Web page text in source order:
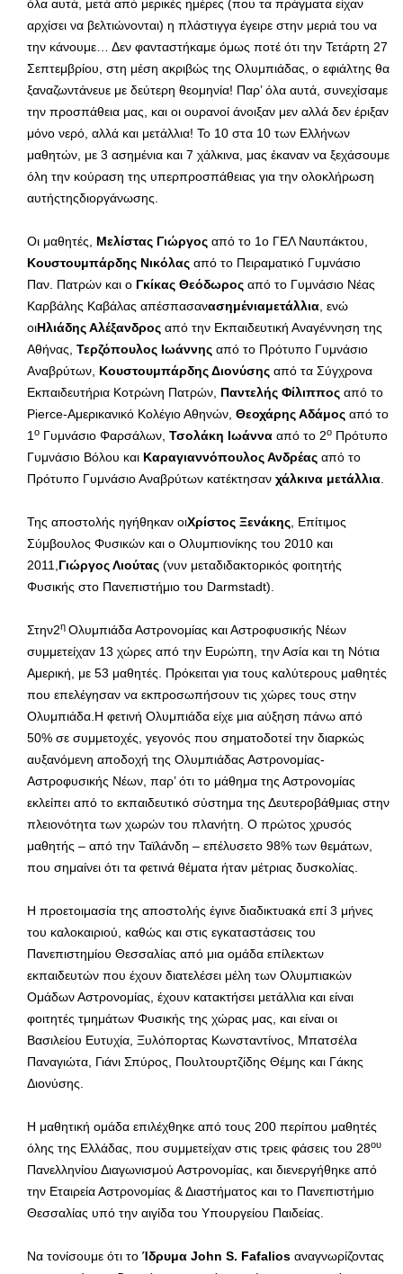
όλα αυτά, μετά από μερικές ημέρες (που τα πράγματα είχαν
αρχίσει να βελτιώνονται) η πλάστιγγα έγειρε στην μεριά του να
την κάνουμε… Δεν φανταστήκαμε όμως ποτέ ότι την Τετάρτη 27
Σεπτεμβρίου, στη μέση ακριβώς της Ολυμπιάδας, ο εφιάλτης θα
ξαναζωντάνευε με δεύτερη θεομηνία! Παρ’ όλα αυτά, συνεχίσαμε
την προσπάθεια μας, και οι ουρανοί άνοιξαν μεν αλλά δεν έριξαν
μόνο νερό, αλλά και μετάλλια! Το 10 στα 10 των Ελλήνων
μαθητών, με 3 ασημένια και 7 χάλκινα, μας έκαναν να ξεχάσουμε
όλη την κούραση της υπερπροσπάθειας για την ολοκλήρωση
αυτήςτηςδιοργάνωσης.
Οι μαθητές, Μελίστας Γιώργος από το 1ο ΓΕΛ Ναυπάκτου,
Κουστουμπάρδης Νικόλας από το Πειραματικό Γυμνάσιο
Παν. Πατρών και ο Γκίκας Θεόδωρος από το Γυμνάσιο Νέας
Καρβάλης Καβάλας απέσπασανασημένιαμετάλλια , ενώ
οιΗλιάδης Αλέξανδρος από την Εκπαιδευτική Αναγέννηση της
Αθήνας, Τερζόπουλος Ιωάννης από το Πρότυπο Γυμνάσιο
Αναβρύτων, Κουστουμπάρδης Διονύσης από τα Σύγχρονα
Εκπαιδευτήρια Κοτρώνη Πατρών, Παντελής Φίλιππος από το
Pierce-Αμερικανικό Κολέγιο Αθηνών, Θεοχάρης Αδάμος από το
1 ο Γυμνάσιο Φαρσάλων, Τσολάκη Ιωάννα από το 2ο Πρότυπο
Γυμνάσιο Βόλου και Καραγιαννόπουλος Ανδρέας από το
Πρότυπο Γυμνάσιο Αναβρύτων κατέκτησαν χάλκινα μετάλλια
Της αποστολής ηγήθηκαν οιΧρίστος Ξενάκης , Επίτιμος
Σύμβουλος Φυσικών και ο Ολυμπιονίκης του 2010 και
2011, Γιώργος Λιούτας (νυν μεταδιδακτορικός φοιτητής
Φυσικής στο Πανεπιστήμιο του Darmstadt).
Στην2η Ολυμπιάδα Αστρονομίας και Αστροφυσικής Νέων
συμμετείχαν 13 χώρες από την Ευρώπη, την Ασία και τη Νότια
Αμερική, με 53 μαθητές. Πρόκειται για τους καλύτερους μαθητές
που επελέγησαν να εκπροσωπήσουν τις χώρες τους στην
Ολυμπιάδα.Η φετινή Ολυμπιάδα είχε μια αύξηση πάνω από
50% σε συμμετοχές, γεγονός που σηματοδοτεί την διαρκώς
αυξανόμενη αποδοχή της Ολυμπιάδας Αστρονομίας-
Αστροφυσικής Νέων, παρ’ ότι το μάθημα της Αστρονομίας
εκλείπει από το εκπαιδευτικό σύστημα της Δευτεροβάθμιας στην
πλειονότητα των χωρών του πλανήτη. Ο πρώτος χρυσός
μαθητής – από την Ταϊλάνδη – επέλυσετο 98% των θεμάτων,
που σημαίνει ότι τα φετινά θέματα ήταν μέτριας δυσκολίας.
Η προετοιμασία της αποστολής έγινε διαδικτυακά επί 3 μήνες
του καλοκαιριού, καθώς και στις εγκαταστάσεις του
Πανεπιστημίου Θεσσαλίας από μια ομάδα επίλεκτων
εκπαιδευτών που έχουν διατελέσει μέλη των Ολυμπιακών
Ομάδων Αστρονομίας, έχουν κατακτήσει μετάλλια και είναι
φοιτητές τμημάτων Φυσικής της χώρας μας, και είναι οι
Βασιλείου Ευτυχία, Ξυλόπορτας Κωνσταντίνος, Μπατσέλα
Παναγιώτα, Γιάνι Σπύρος, Πουλτουρτζίδης Θέμης και Γάκης
Διονύσης.
Η μαθητική ομάδα επιλέχθηκε από τους 200 περίπου μαθητές
όλης της Ελλάδας, που συμμετείχαν στις τρεις φάσεις του 28ου
Πανελληνίου Διαγωνισμού Αστρονομίας, και διενεργήθηκε από
την Εταιρεία Αστρονομίας & Διαστήματος και το Πανεπιστήμιο
Θεσσαλίας υπό την αιγίδα του Υπουργείου Παιδείας.
Να τονίσουμε ότι το Ίδρυμα John S. Fafalios αναγνωρίζοντας